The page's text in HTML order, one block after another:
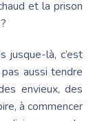
et la prison
jusque-là, c’est
aussi tendre
envieux, des
à commencer